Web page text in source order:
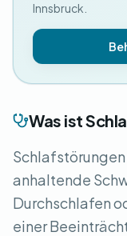
Was ist
anhaltende
Durchschlafen
einer
Innsbruck.